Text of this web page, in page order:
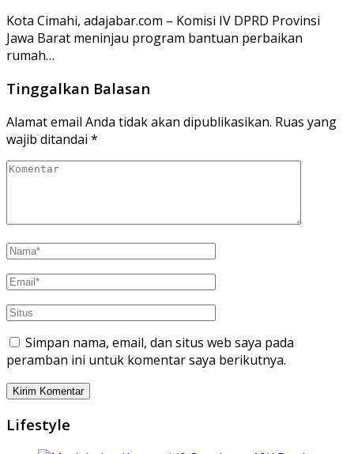
Kota Cimahi, adajabar.com – Komisi IV DPRD Provinsi
Jawa Barat meninjau program bantuan perbaikan
rumah…
Tinggalkan Balasan
Alamat email Anda tidak akan dipublikasikan. Ruas yang
wajib ditandai *
Simpan nama, email, dan situs web saya pada
peramban ini untuk komentar saya berikutnya.
Lifestyle